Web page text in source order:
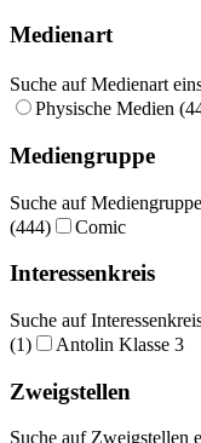
Medienart
Suche auf Medienart
Physische Medien
Mediengruppe
Suche auf
(444)
Comic
Interessenkreis
Suche auf
(1)
Antolin Klasse 3
Zweigstellen
Suche auf Zweigstellen